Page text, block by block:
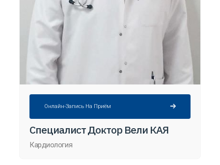
Онлайн-Запись На Приём
Специалист Доктор Вели КАЯ
Кардиология